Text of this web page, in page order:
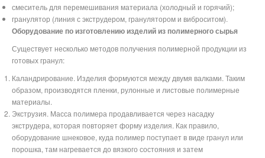
смеситель для перемешивания материала (холодный и горячий);
гранулятор (линия с экструдером, гранулятором и виброситом).
Оборудование по изготовлению изделий из полимерного сырья
Существует несколько методов получения полимерной продукции из
готовых гранул:
Каландрирование. Изделия формуются между двумя валками. Таким
образом, производятся пленки, рулонные и листовые полимерные
материалы.
Экструзия. Масса полимера продавливается через насадку
экструдера, которая повторяет форму изделия. Как правило,
оборудование шнековое, куда полимер поступает в виде гранул или
порошка, там нагревается до вязкого состояния и затем